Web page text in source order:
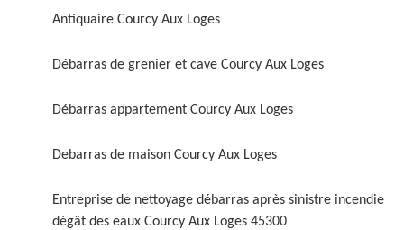
Antiquaire Courcy Aux Loges
Débarras de grenier et cave Courcy Aux Loges
Débarras appartement Courcy Aux Loges
Debarras de maison Courcy Aux Loges
Entreprise de nettoyage débarras après sinistre incendie
dégât des eaux Courcy Aux Loges 45300